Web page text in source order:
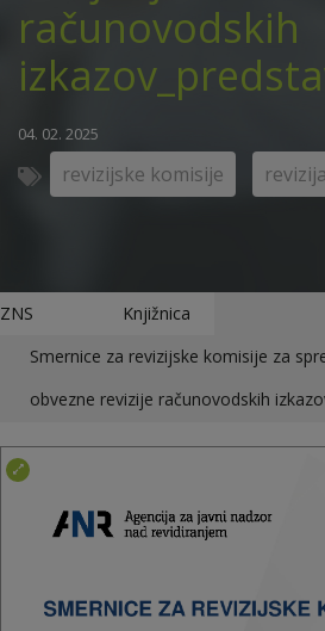
računovodskih
04. 02. 2025
revizijske komisije revizija
ZNS
Knjižnica
Smernice za revizijske komisije za
obvezne revizije računovodskih